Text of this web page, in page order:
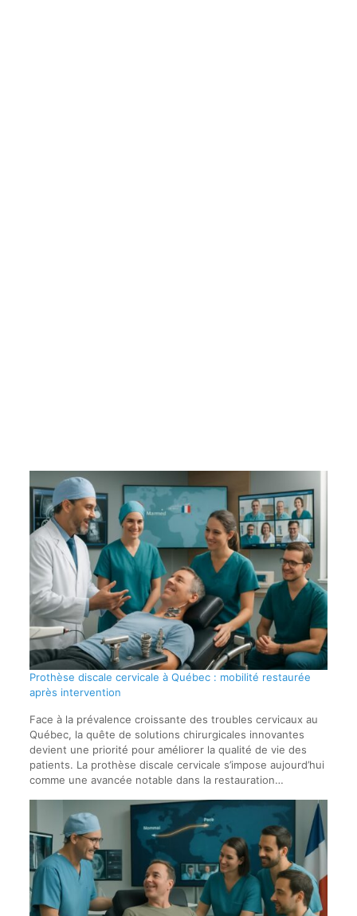
Prothèse discale cervicale à Québec : mobilité restaurée
après intervention
Face à la prévalence croissante des troubles cervicaux au
Québec, la quête de solutions chirurgicales innovantes
devient une priorité pour améliorer la qualité de vie des
patients. La prothèse discale cervicale s’impose aujourd’hui
comme une avancée notable dans la restauration…